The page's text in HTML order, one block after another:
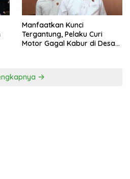
Manfaatkan Kunci
Tergantung, Pelaku Curi
Motor Gagal Kabur di Desa